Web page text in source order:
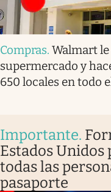
Compras. Walmart
supermercado y
650 locales en todo
Importante.
Estados Unidos
todas las
pasaporte